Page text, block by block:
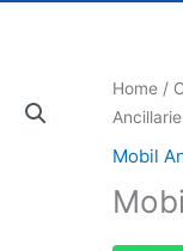
Home/
Mobil